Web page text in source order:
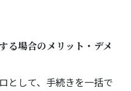
る場合のメリット・デメ
として、手続きを一括で